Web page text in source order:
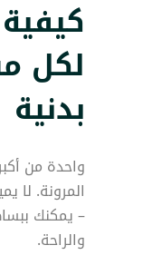
لكل
بدنية
المرونة. لا
– يمكنك
والراحة.